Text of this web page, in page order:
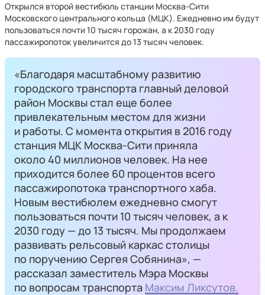
Открылся второй вестибюль станции Москва-Сити
Московского центрального кольца (МЦК). Ежедневно им будут
пользоваться почти 10 тысяч горожан, а к 2030 году
пассажиропоток увеличится до 13 тысяч человек.
«Благодаря масштабному развитию
городского транспорта главный деловой
район Москвы стал еще более
привлекательным местом для жизни
и работы. С момента открытия в 2016 году
станция МЦК Москва-Сити приняла
около 40 миллионов человек. На нее
приходится более 60 процентов всего
пассажиропотока транспортного хаба.
Новым вестибюлем ежедневно смогут
пользоваться почти 10 тысяч человек, а к
2030 году — до 13 тысяч. Мы продолжаем
развивать рельсовый каркас столицы
по поручению Сергея Собянина», —
рассказал заместитель Мэра Москвы
по вопросам транспорта Максим Ликсутов.